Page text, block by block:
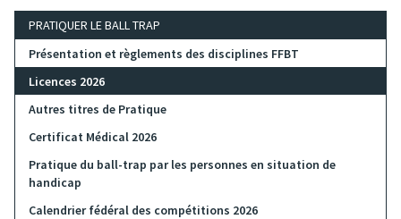
PRATIQUER LE BALL TRAP
Présentation et règlements des disciplines FFBT
Licences 2026
Autres titres de Pratique
Certificat Médical 2026
Pratique du ball-trap par les personnes en situation de
handicap
Calendrier fédéral des compétitions 2026